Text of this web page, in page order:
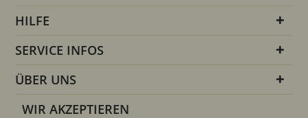
HILFE
SERVICE INFOS
ÜBER UNS
WIR AKZEPTIEREN